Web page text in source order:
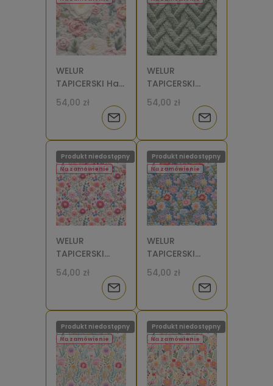
WELUR
TAPICERSKI Haft
kwiaty biało-
różowe 1 [6]
54,00 zł
Powiadom
o
dostępności
WELUR
TAPICERSKI
Sweter splot 1
[6]
54,00 zł
Powiadom
o
dostępności
WELUR
TAPICERSKI
Kwiaty
haftowane
różowe [6]
54,00 zł
Na zamówienie
Produkt niedostępny
Powiadom
o
dostępności
WELUR
TAPICERSKI
Kwiaty
haftowane na
niebieskim [6]
54,00 zł
Na zamówienie
Produkt niedostępny
Powiadom
o
dostępności
Na zamówienie
Produkt niedostępny
Na zamówienie
Produkt niedostępny